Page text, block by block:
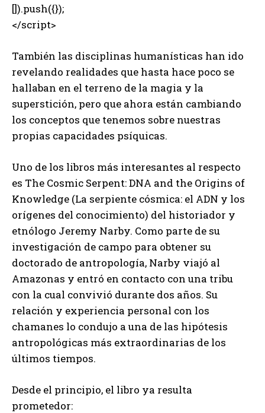
[]).push({});
</script>
También las disciplinas humanísticas han ido
revelando realidades que hasta hace poco se
hallaban en el terreno de la magia y la
superstición, pero que ahora están cambiando
los conceptos que tenemos sobre nuestras
propias capacidades psíquicas.
Uno de los libros más interesantes al respecto
es The Cosmic Serpent: DNA and the Origins of
Knowledge (La serpiente cósmica: el ADN y los
orígenes del conocimiento) del historiador y
etnólogo Jeremy Narby. Como parte de su
investigación de campo para obtener su
doctorado de antropología, Narby viajó al
Amazonas y entró en contacto con una tribu
con la cual convivió durante dos años. Su
relación y experiencia personal con los
chamanes lo condujo a una de las hipótesis
antropológicas más extraordinarias de los
últimos tiempos.
Desde el principio, el libro ya resulta
prometedor: